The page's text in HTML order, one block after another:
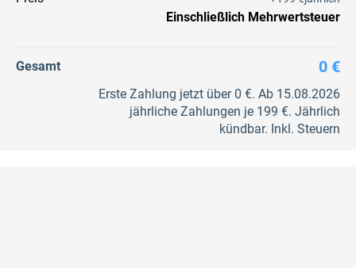
Einschließlich Mehrwertsteuer
Gesamt 0 €
Erste Zahlung jetzt über 0 €. Ab 15.08.2026
jährliche Zahlungen je 199 €. Jährlich
kündbar. Inkl. Steuern